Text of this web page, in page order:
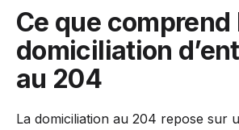
Ce que comprend
domiciliation
au 204
La domiciliation au 204 repose sur